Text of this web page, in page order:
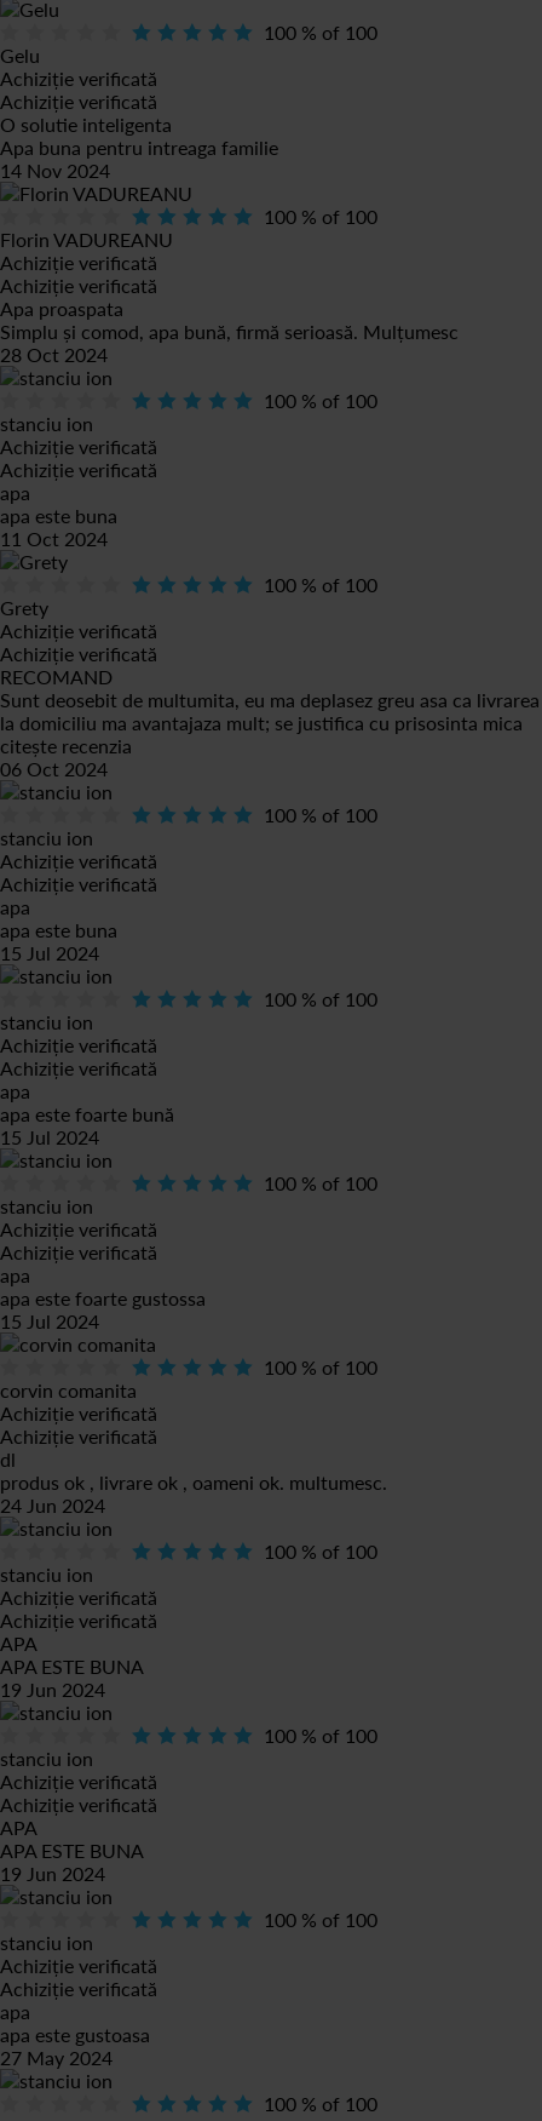
100 % of 100
Gelu
Achiziție verificată
Achiziție verificată
O solutie inteligenta
Apa buna pentru intreaga familie
14 Nov 2024
100 % of 100
Florin VADUREANU
Achiziție verificată
Achiziție verificată
Apa proaspata
Simplu și comod, apa bună, firmă serioasă. Mulțumesc
28 Oct 2024
100 % of 100
stanciu ion
Achiziție verificată
Achiziție verificată
apa
apa este buna
11 Oct 2024
100 % of 100
Grety
Achiziție verificată
Achiziție verificată
RECOMAND
Sunt deosebit de multumita, eu ma deplasez greu asa ca livrarea
la domiciliu ma avantajaza mult; se justifica cu prisosinta mica
citește recenzia
06 Oct 2024
100 % of 100
stanciu ion
Achiziție verificată
Achiziție verificată
apa
apa este buna
15 Jul 2024
100 % of 100
stanciu ion
Achiziție verificată
Achiziție verificată
apa
apa este foarte bună
15 Jul 2024
100 % of 100
stanciu ion
Achiziție verificată
Achiziție verificată
apa
apa este foarte gustossa
15 Jul 2024
100 % of 100
corvin comanita
Achiziție verificată
Achiziție verificată
dl
produs ok , livrare ok , oameni ok. multumesc.
24 Jun 2024
100 % of 100
stanciu ion
Achiziție verificată
Achiziție verificată
APA
APA ESTE BUNA
19 Jun 2024
100 % of 100
stanciu ion
Achiziție verificată
Achiziție verificată
APA
APA ESTE BUNA
19 Jun 2024
100 % of 100
stanciu ion
Achiziție verificată
Achiziție verificată
apa
apa este gustoasa
27 May 2024
100 % of 100